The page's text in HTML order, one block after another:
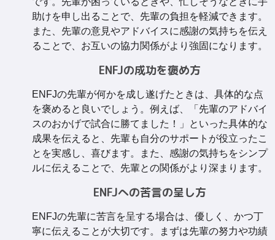
助けを申し出ることで、先輩の負担を軽減できます。
また、先輩の意見やアドバイスに感謝の気持ちを伝え
ることで、お互いの協力関係がより強固になります。
ENFJの成功を褒め方
ENFJの先輩が何かを成し遂げたときは、具体的な点
を褒めると良いでしょう。例えば、「先輩のアドバイ
スのおかげで試合に勝てました！」といった具体的な
成果を伝えると、先輩も自分のサポートが役立ったこ
とを実感し、喜びます。また、感謝の気持ちをシンプ
ルに伝えることで、先輩との関係がより深まります。
ENFJへの苦言の呈し方
ENFJの先輩に苦言を呈する場合は、優しく、かつ丁
寧に伝えることが大切です。まずは先輩の努力や功績